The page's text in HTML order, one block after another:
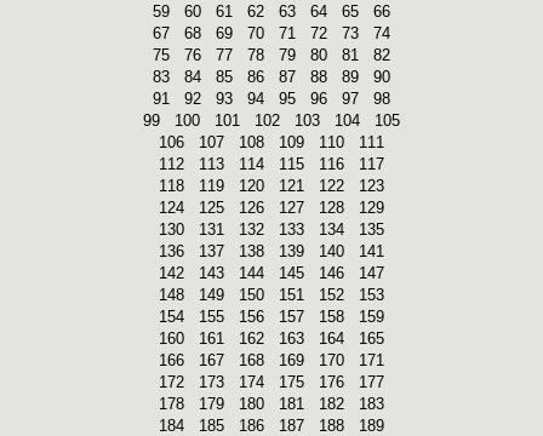
59
60 61 62 63 64 65
66
67
68 69 70 71 72 73
74
75
76 77 78 79 80 81
82
83
84 85 86 87 88 89
90
91
92 93 94 95 96 97
98
99
100 101 102 103 104
105
106
107 108 109 110
111
112
113 114 115 116
117
118
119 120 121 122
123
124
125 126 127 128
129
130
131 132 133 134
135
136
137 138 139 140
141
142
143 144 145 146
147
148
149 150 151 152
153
154
155 156 157 158
159
160
161 162 163 164
165
166
167 168 169 170
171
172
173 174 175 176
177
178
179 180 181 182
183
184
185 186 187 188
189